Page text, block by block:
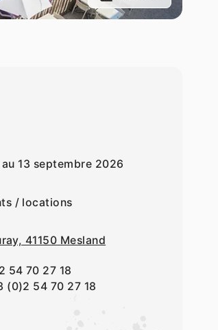
13 septembre 2026
/ locations
41150 Mesland
54 70 27 18
(0)2 54 70 27 18